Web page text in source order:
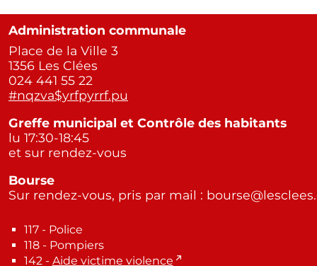
Administration communale
Place de la Ville 3
1356 Les Clées
024 441 55 22
#nqzva$yrfpyrrf.pu
Greffe municipal et Contrôle des habitants
lu 17:30-18:45
et sur rendez-vous
Bourse
Sur rendez-vous, pris par mail :
117 - Police
118 - Pompiers
142 - Aide victime violence